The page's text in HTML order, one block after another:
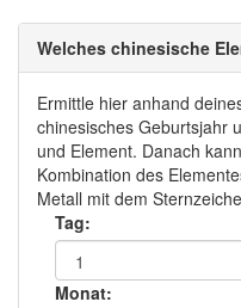
Welches chinesische
Ermittle hier anhand
chinesisches Geburtsjahr
und Element. Danach
Kombination des
Metall mit dem
Tag:
Monat: